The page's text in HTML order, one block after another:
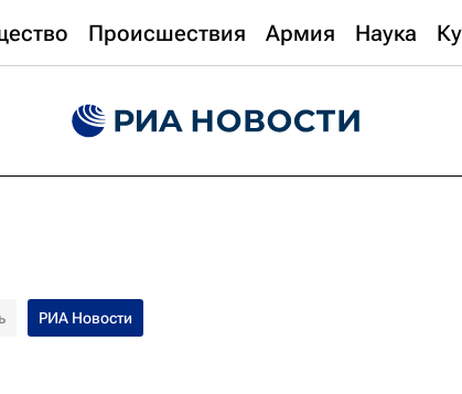
Происшествия Армия Наука
РИА Новости